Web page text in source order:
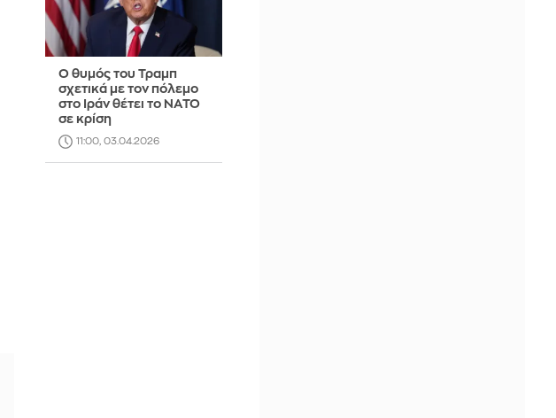
Ο θυμός του Τραμπ
σχετικά με τον πόλεμο
στο Ιράν θέτει το ΝΑΤΟ
σε κρίση
11:00, 03.04.2026